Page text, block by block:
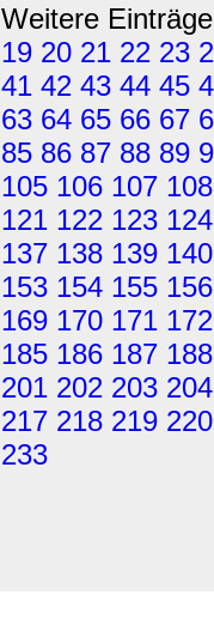
Weitere
19 20 21 22 23
41 42 43 44 45
63 64 65 66 67
85 86 87 88 89
105 106 107 108
121 122 123 124
137 138 139 140
153 154 155 156
169 170 171 172
185 186 187 188
201 202 203 204
217 218 219 220
233